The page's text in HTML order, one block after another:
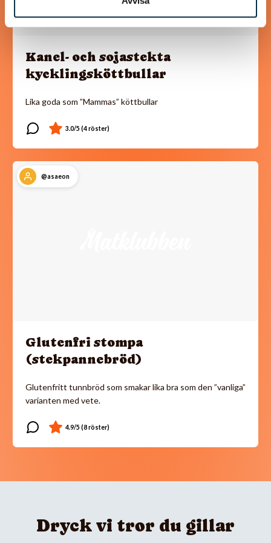
Kanel- och sojastekta
kycklingsköttbullar
Lika goda som ”Mammas” köttbullar
@asaeon
Glutenfri stompa
(stekpannebröd)
Glutenfritt tunnbröd som smakar lika bra som den ”vanliga”
varianten med vete.
Dryck vi tror du gillar